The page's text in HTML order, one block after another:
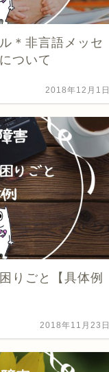
＊非言語メッセ
ついて
2018年12月1日
りごと【具体例
2018年11月23日